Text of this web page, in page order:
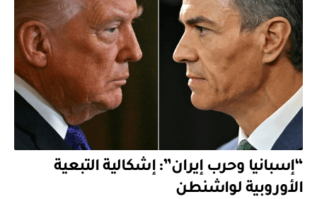
“إسبانيا وحرب إيران”: إشكالية التبعية
الأوروبية لواشنطن